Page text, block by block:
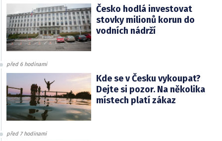
Česko hodlá investovat
stovky milionů korun do
vodních nádrží
před 6 hodinami
Kde se v Česku vykoupat?
Dejte si pozor. Na několika
místech platí zákaz
před 7 hodinami